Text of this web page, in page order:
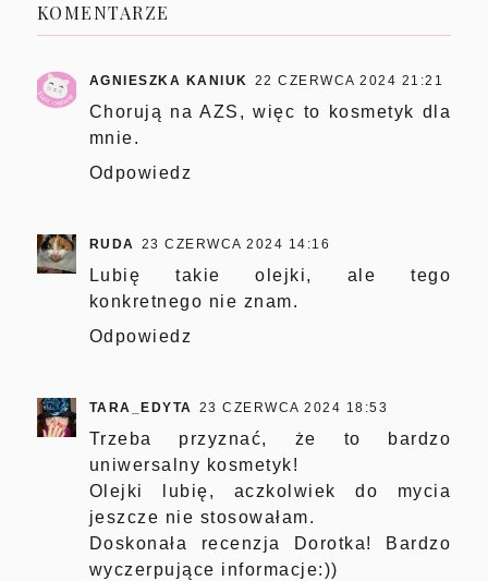
KOMENTARZE
AGNIESZKA KANIUK 22 CZERWCA 2024 21:21
Chorują na AZS, więc to kosmetyk dla
mnie.
Odpowiedz
RUDA 23 CZERWCA 2024 14:16
Lubię takie olejki, ale tego
konkretnego nie znam.
Odpowiedz
TARA_EDYTA 23 CZERWCA 2024 18:53
Trzeba przyznać, że to bardzo
uniwersalny kosmetyk!
Olejki lubię, aczkolwiek do mycia
jeszcze nie stosowałam.
Doskonała recenzja Dorotka! Bardzo
wyczerpujące informacje:))